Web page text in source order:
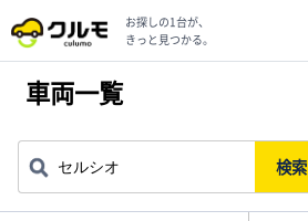
お探しの1台が、
きっと見つかる。
車両一覧
検索